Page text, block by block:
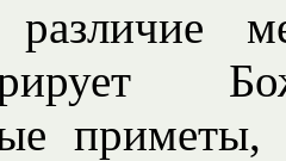
различие
приметы,